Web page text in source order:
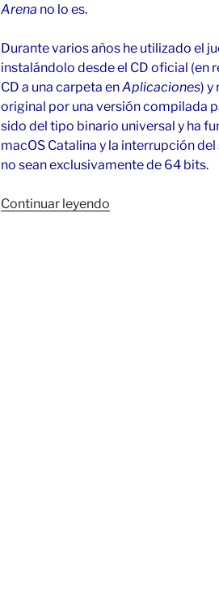
Arena no lo es.
Durante varios años he utilizado el
instalándolo desde el CD oficial (en
CD a una carpeta enAplicaciones) y
original por una versión compilada
sido del tipo binario universal y ha
macOS Catalina y la interrupción
no sean exclusivamente de 64 bits.
Continuar leyendo